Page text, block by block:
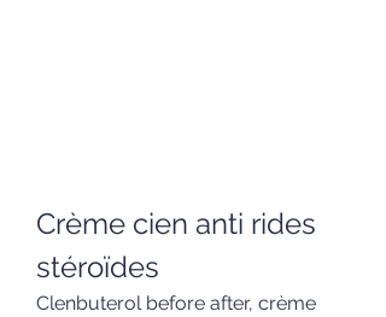
Crème cien anti rides
stéroïdes
Clenbuterol before after, crème